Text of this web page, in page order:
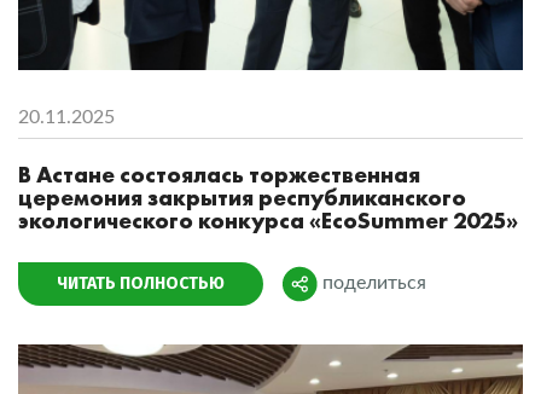
20.11.2025
В Астане состоялась торжественная
церемония закрытия республиканского
экологического конкурса «EcoSummer 2025»
ЧИТАТЬ ПОЛНОСТЬЮ Поделиться
поделиться